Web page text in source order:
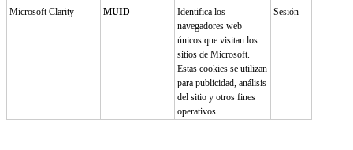
Microsoft Clarity MUID
Identifica los
navegadores web
únicos que visitan los
sitios de Microsoft.
Estas cookies se utilizan
para publicidad, análisis
del sitio y otros fines
operativos.
Sesión